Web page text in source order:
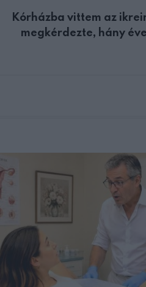
Kórházba vittem az
megkérdezte, hány